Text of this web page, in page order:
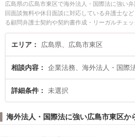
広島県の広島市東区で海外法人・国際法に強い
回面談無料や休日面談に対応している弁護士な
る顧問弁護士契約や契約書作成・リーガルチェ
成等の細かな分野での絞り込み検索もでき便利
駅前法律事務所の下西 祥平弁護士や弁護士法人
法人・国際法のトラブルを今すぐに弁護士に相
のトラブル解決の実績豊富な近くの弁護士を検
外法人・国際法を法律相談できる広島市東区内
エリア 広島県、広島市東区
相談内容 企業法務、海外法人・国際
詳細条件 未選択
海外法人・国際法に強い広島市東区か